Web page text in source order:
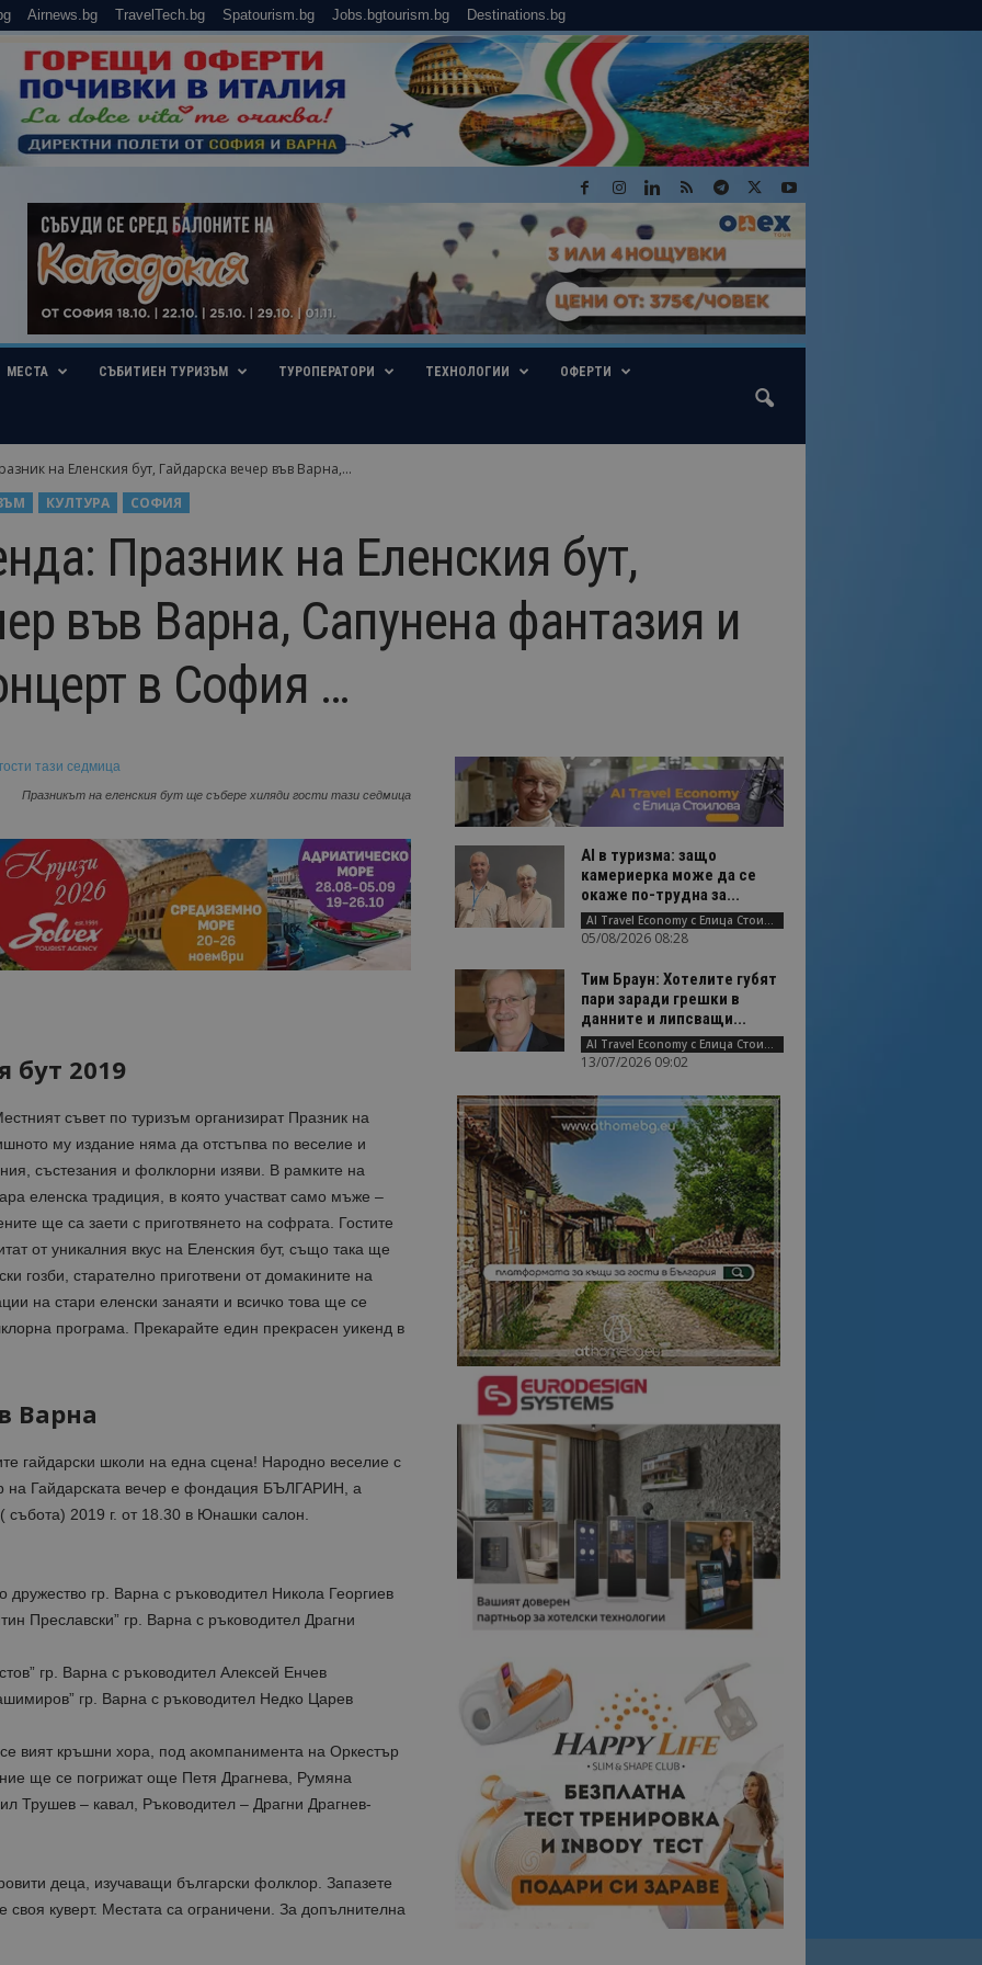
Airnews.bg TravelTech.bg Spatourism.bg Jobs.bgtourism.bg Destinations.bg
МЕСТА СЪБИТИЕН ТУРИЗЪМ ТУРОПЕРАТОРИ ТЕХНОЛОГИИ ОФЕРТИ
на Еленския бут, Гайдарска вечер във Варна,...
КУЛТУРА СОФИЯ
Празник на Еленския бут,
във Варна, Сапунена фантазия и
в София …
Празникът на еленския бут ще събере хиляди гости тази седмица
бут 2019
съвет по туризъм организират Празник на
му издание няма да отстъпва по веселие и
състезания и фолклорни изяви. В рамките на
еленска традиция, в която участват само мъже –
ще са заети с приготвянето на софрата. Гостите
от уникалния вкус на Еленския бут, също така ще
гозби, старателно приготвени от домакините на
на стари еленски занаяти и всичко това ще се
програма. Прекарайте един прекрасен уикенд в
Варна
гайдарски школи на една сцена! Народно веселие с
на Гайдарската вечер е фондация БЪЛГАРИН, а
2019 г. от 18.30 в Юнашки салон.
дружество гр. Варна с ръководител Никола Георгиев
Преславски” гр. Варна с ръководител Драгни
гр. Варна с ръководител Алексей Енчев
гр. Варна с ръководител Недко Царев
вият кръшни хора, под акомпанимента на Оркестър
ще се погрижат още Петя Драгнева, Румяна
Трушев – кавал, Ръководител – Драгни Драгнев-
деца, изучаващи български фолклор. Запазете
куверт. Местата са ограничени. За допълнителна
AI в туризма: защо
камериерка може да се
окаже по-трудна за...
AI Travel Economy с Елица Стоилова
05/08/2026 08:28
Тим Браун: Хотелите губят
пари заради грешки в
данните и липсващи...
AI Travel Economy с Елица Стоилова
13/07/2026 09:02